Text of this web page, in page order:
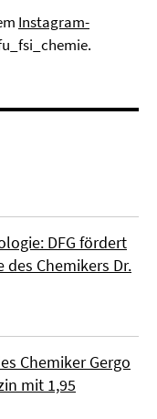
Instagram-
DFG fördert
Chemikers Dr.
Chemiker Gergo
mit 1,95